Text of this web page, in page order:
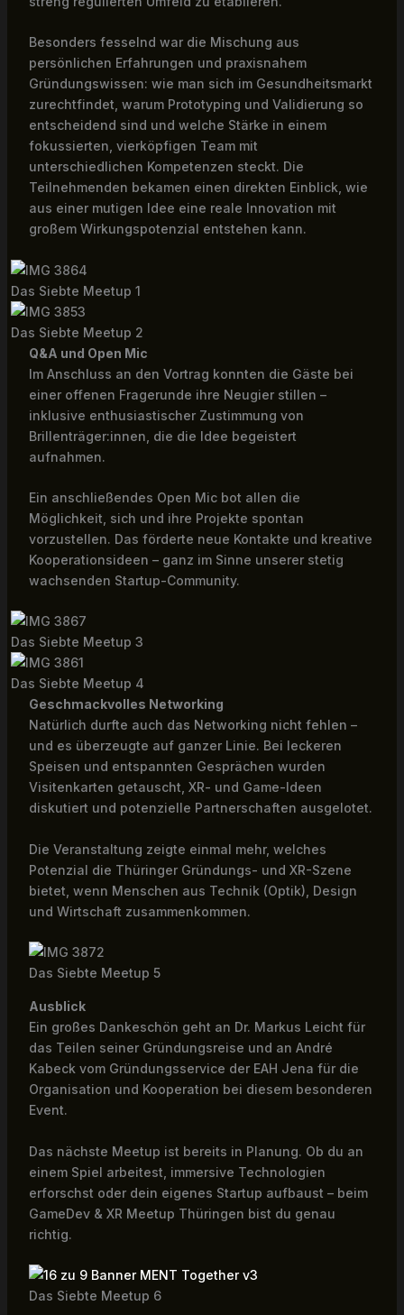
Besonders fesselnd war die Mischung aus
persönlichen Erfahrungen und praxisnahem
Gründungswissen: wie man sich im Gesundheitsmarkt
zurechtfindet, warum Prototyping und Validierung so
entscheidend sind und welche Stärke in einem
fokussierten, vierköpfigen Team mit
unterschiedlichen Kompetenzen steckt. Die
Teilnehmenden bekamen einen direkten Einblick, wie
aus einer mutigen Idee eine reale Innovation mit
großem Wirkungspotenzial entstehen kann.
Das Siebte Meetup 1
Das Siebte Meetup 2
Q&A und Open Mic
Im Anschluss an den Vortrag konnten die Gäste bei
einer offenen Fragerunde ihre Neugier stillen –
inklusive enthusiastischer Zustimmung von
Brillenträger:innen, die die Idee begeistert
aufnahmen.
Ein anschließendes Open Mic bot allen die
Möglichkeit, sich und ihre Projekte spontan
vorzustellen. Das förderte neue Kontakte und kreative
Kooperationsideen – ganz im Sinne unserer stetig
wachsenden Startup-Community.
Das Siebte Meetup 3
Das Siebte Meetup 4
Geschmackvolles Networking
Natürlich durfte auch das Networking nicht fehlen –
und es überzeugte auf ganzer Linie. Bei leckeren
Speisen und entspannten Gesprächen wurden
Visitenkarten getauscht, XR- und Game-Ideen
diskutiert und potenzielle Partnerschaften ausgelotet.
Die Veranstaltung zeigte einmal mehr, welches
Potenzial die Thüringer Gründungs- und XR-Szene
bietet, wenn Menschen aus Technik (Optik), Design
und Wirtschaft zusammenkommen.
Das Siebte Meetup 5
Ausblick
Ein großes Dankeschön geht an Dr. Markus Leicht für
das Teilen seiner Gründungsreise und an André
Kabeck vom Gründungsservice der EAH Jena für die
Organisation und Kooperation bei diesem besonderen
Event.
Das nächste Meetup ist bereits in Planung. Ob du an
einem Spiel arbeitest, immersive Technologien
erforschst oder dein eigenes Startup aufbaust – beim
GameDev & XR Meetup Thüringen bist du genau
richtig.
Das Siebte Meetup 6